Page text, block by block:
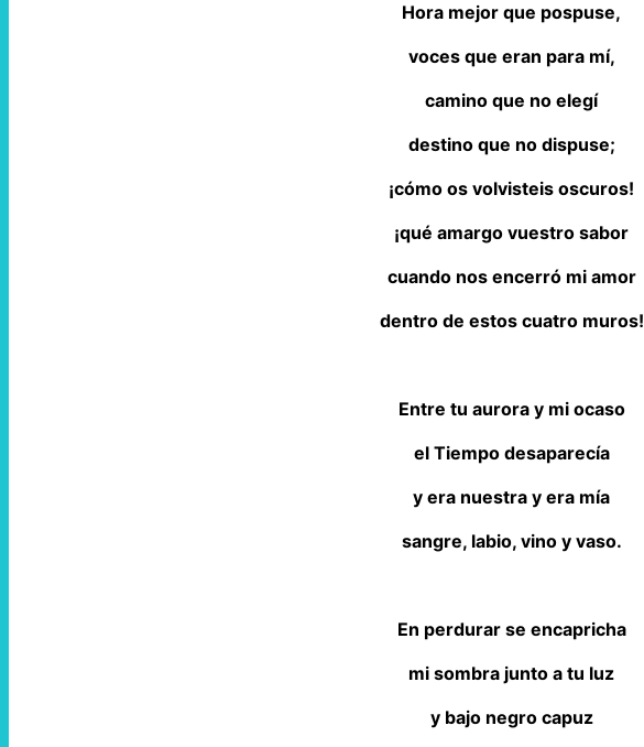
Hora mejor que pospuse,
voces que eran para mí,
camino que no elegí
destino que no dispuse;
¡cómo os volvisteis oscuros!
¡qué amargo vuestro sabor
cuando nos encerró mi amor
dentro de estos cuatro muros!
Entre tu aurora y mi ocaso
el Tiempo desaparecía
y era nuestra y era mía
sangre, labio, vino y vaso.
En perdurar se encapricha
mi sombra junto a tu luz
y bajo negro capuz